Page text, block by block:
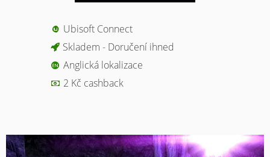
Ubisoft Connect
Skladem - Doručení ihned
Anglická lokalizace
2 Kč cashback